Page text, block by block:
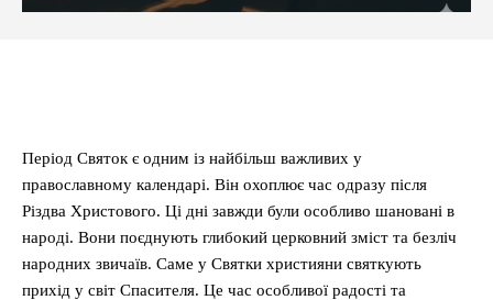
Період Святок є одним із найбільш важливих у
православному календарі. Він охоплює час одразу після
Різдва Христового. Ці дні завжди були особливо шановані в
народі. Вони поєднують глибокий церковний зміст та безліч
народних звичаїв. Саме у Святки християни святкують
прихід у світ Спасителя. Це час особливої радості та